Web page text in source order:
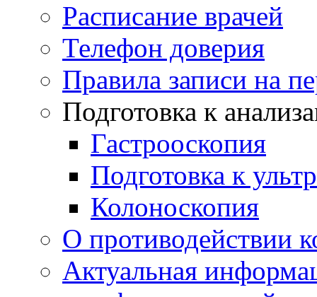
Расписание врачей
Телефон доверия
Правила записи на
Подготовка к
Гастрооскопия
Подготовка к
Колоноскопия
О противодействии
Актуальная